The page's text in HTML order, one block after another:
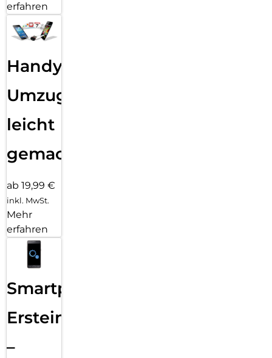
erfahren
Handy
Umzug
leicht
gemacht!
ab 19,99 €
inkl. MwSt.
Mehr
erfahren
Smartphone
Ersteinrichtung
–